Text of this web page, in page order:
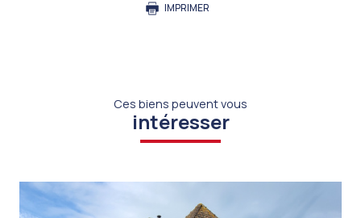
IMPRIMER
Ces biens peuvent vous
intéresser